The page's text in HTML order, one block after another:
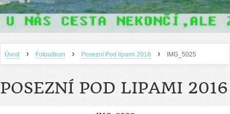
Úvod › Fotoalbum › Posezní Pod lipami 2016 › IMG_5025
POSEZNÍ POD LIPAMI 2016